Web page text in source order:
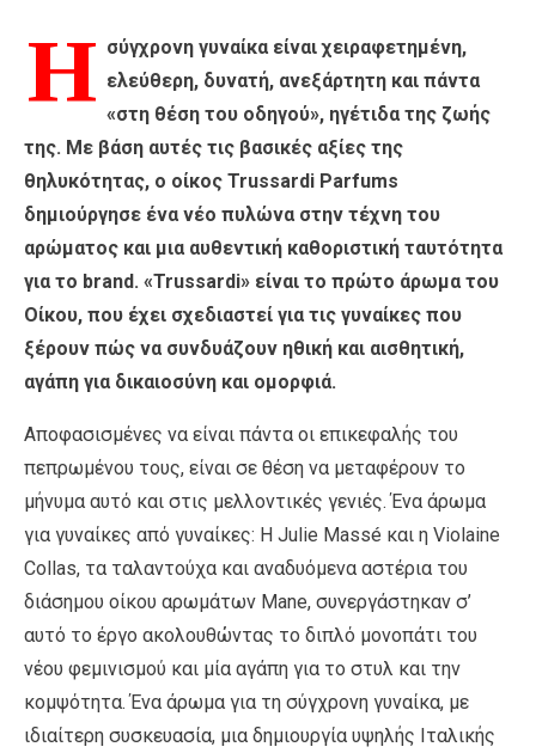
Η σύγχρονη γυναίκα είναι χειραφετημένη,
ελεύθερη, δυνατή, ανεξάρτητη και πάντα
«στη θέση του οδηγού», ηγέτιδα της ζωής
της. Με βάση αυτές τις βασικές αξίες της
θηλυκότητας, ο οίκος Trussardi Parfums
δημιούργησε ένα νέο πυλώνα στην τέχνη του
αρώματος και μια αυθεντική καθοριστική ταυτότητα
για το brand. «Trussardi» είναι το πρώτο άρωμα του
Οίκου, που έχει σχεδιαστεί για τις γυναίκες που
ξέρουν πώς να συνδυάζουν ηθική και αισθητική,
αγάπη για δικαιοσύνη και ομορφιά.
Αποφασισμένες να είναι πάντα οι επικεφαλής του
πεπρωμένου τους, είναι σε θέση να μεταφέρουν το
μήνυμα αυτό και στις μελλοντικές γενιές. Ένα άρωμα
για γυναίκες από γυναίκες: Η Julie Massé και η Violaine
Collas, τα ταλαντούχα και αναδυόμενα αστέρια του
διάσημου οίκου αρωμάτων Mane, συνεργάστηκαν σ’
αυτό το έργο ακολουθώντας το διπλό μονοπάτι του
νέου φεμινισμού και μία αγάπη για το στυλ και την
κομψότητα. Ένα άρωμα για τη σύγχρονη γυναίκα, με
ιδιαίτερη συσκευασία, μια δημιουργία υψηλής Ιταλικής